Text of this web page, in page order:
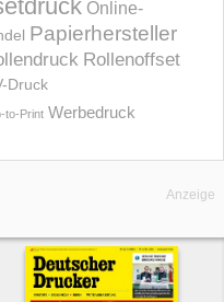
Online-
Papierhersteller
Rollenoffset
Druck
to-Print Werbedruck
Anzeige